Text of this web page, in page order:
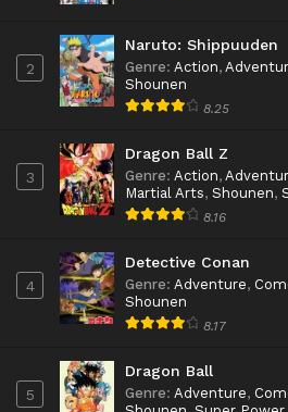
2
Naruto: Shippuuden
Genre: Action,
Shounen
8.25
3
Dragon Ball Z
Genre: Action,
Martial Arts, Shounen,
8.16
4
Detective Conan
Genre: Adventure,
Shounen
8.17
5
Dragon Ball
Genre: Adventure,